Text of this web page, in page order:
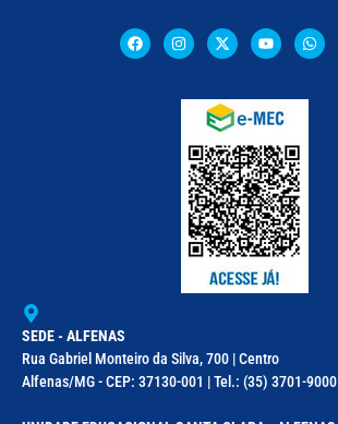
SEDE - ALFENAS
Rua Gabriel Monteiro da Silva, 700 | Centro
Alfenas/MG - CEP: 37130-001 | Tel.: (35) 3701-9000